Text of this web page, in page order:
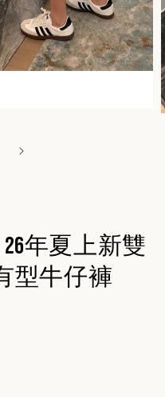
26年夏上新雙
型牛仔褲